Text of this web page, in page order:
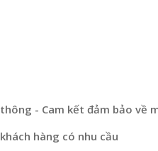
- Cam kết đảm bảo về
hàng có nhu cầu